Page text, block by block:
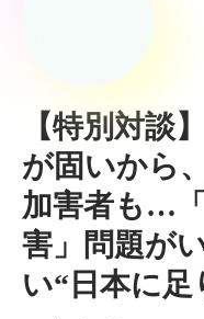
【特別対談
が固いから
加害者も…
害」問題が
い“日本に